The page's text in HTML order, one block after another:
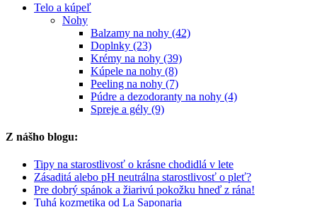
Telo a kúpeľ
Nohy
Balzamy na nohy (42)
Doplnky (23)
Krémy na nohy (39)
Kúpele na nohy (8)
Peeling na nohy (7)
Púdre a dezodoranty na nohy (4)
Spreje a gély (9)
Z nášho blogu:
Tipy na starostlivosť o krásne chodidlá v lete
Zásaditá alebo pH neutrálna starostlivosť o pleť?
Pre dobrý spánok a žiarivú pokožku hneď z rána!
Tuhá kozmetika od La Saponaria